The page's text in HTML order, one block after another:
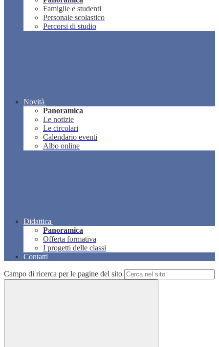
Famiglie e studenti
Personale scolastico
Percorsi di studio
Novità
Panoramica
Le notizie
Le circolari
Calendario eventi
Albo online
Didattica
Panoramica
Offerta formativa
I progetti delle classi
Contatti
Campo di ricerca per le pagine del sito